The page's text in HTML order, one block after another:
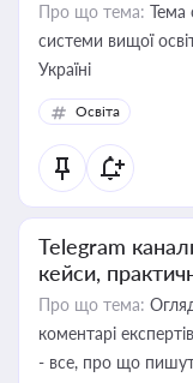
Про що тема: Тема
системи вищої
Україні
Освіта
Telegram
кейси,
Про що тема:
коментарі
- все, про що